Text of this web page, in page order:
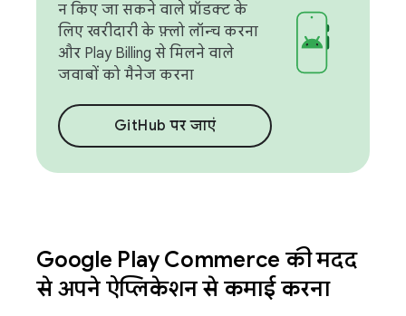
न किए जा सकने वाले प्रॉडक्ट के
लिए खरीदारी के फ़्लो लॉन्च करना
और Play Billing से मिलने वाले
जवाबों को मैनेज करना
GitHub पर जाएं
Google Play Commerce की मदद
से अपने ऐप्लिकेशन से कमाई करना